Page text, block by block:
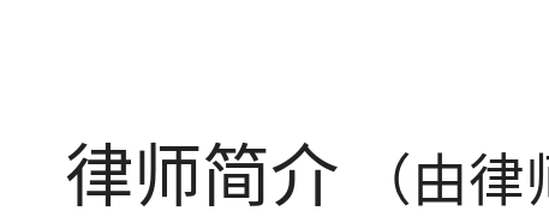
律师简介 （由